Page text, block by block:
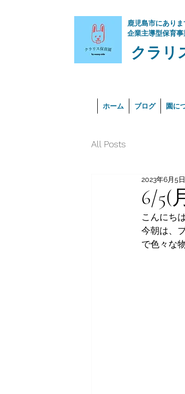
鹿児島市にありま
企業主導型保育
クラリ
ホーム ブログ 園に
All Posts
6/5(
2023年6月5日
こんにち
今朝は、
で色々な